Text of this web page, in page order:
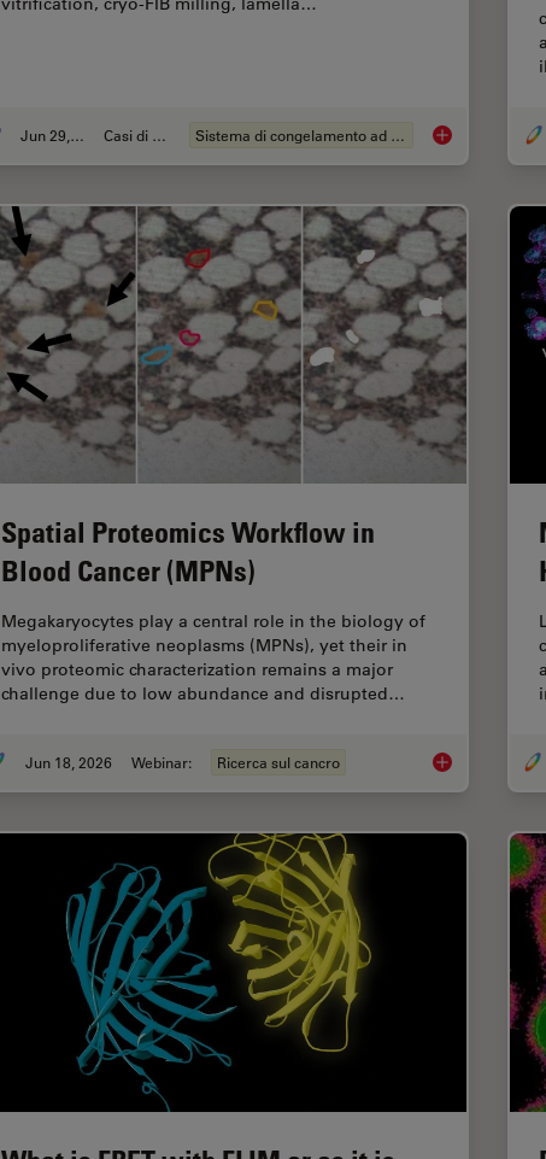
Jun 29, 2026 Casi di studio Sistema di congelamento ad alta pressione Waffle Method
Spatial Proteomics Workflow in
Blood Cancer (MPNs)
Megakaryocytes play a central role in the biology of
myeloproliferative neoplasms (MPNs), yet their in
vivo proteomic characterization remains a major
challenge due to low abundance and disrupted…
Jun 18, 2026 Webinar: Ricerca sul cancro Spatial